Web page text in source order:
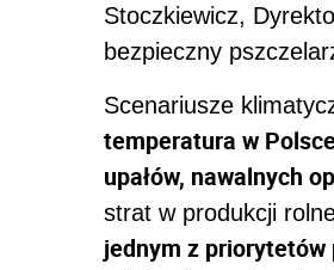
Stoczkiewicz,
bezpieczny
Scenariusze
temperatura w
upałów, nawalnych
strat w produkcji
jednym z